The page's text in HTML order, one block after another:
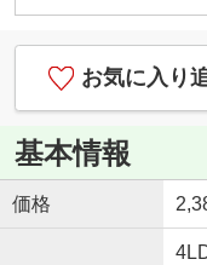
◇はじめての住宅
すか？◇
初めてなので「分
います。
例えば、物件価格
どすぐにご説明いた
勉強しながら、納
一組のお客様にじ
『入りやすくて、
心がけております♪
お気に入り
基本情報
価格